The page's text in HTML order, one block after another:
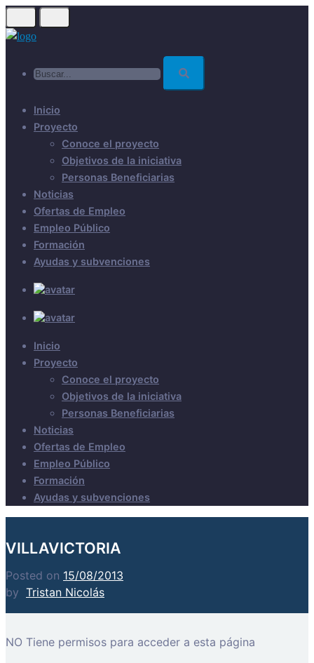
Skip
to
Inicio
Proyecto
Conoce el proyecto
Objetivos de la iniciativa
Personas Beneficiarias
Noticias
Ofertas de Empleo
Empleo Público
Formación
Ayudas y subvenciones
Inicio
Proyecto
Conoce el proyecto
Objetivos de la iniciativa
Personas Beneficiarias
Noticias
Ofertas de Empleo
Empleo Público
Formación
Ayudas y subvenciones
VILLAVICTORIA
Posted on 15/08/2013
by Tristan Nicolás
NO Tiene permisos para acceder a esta página